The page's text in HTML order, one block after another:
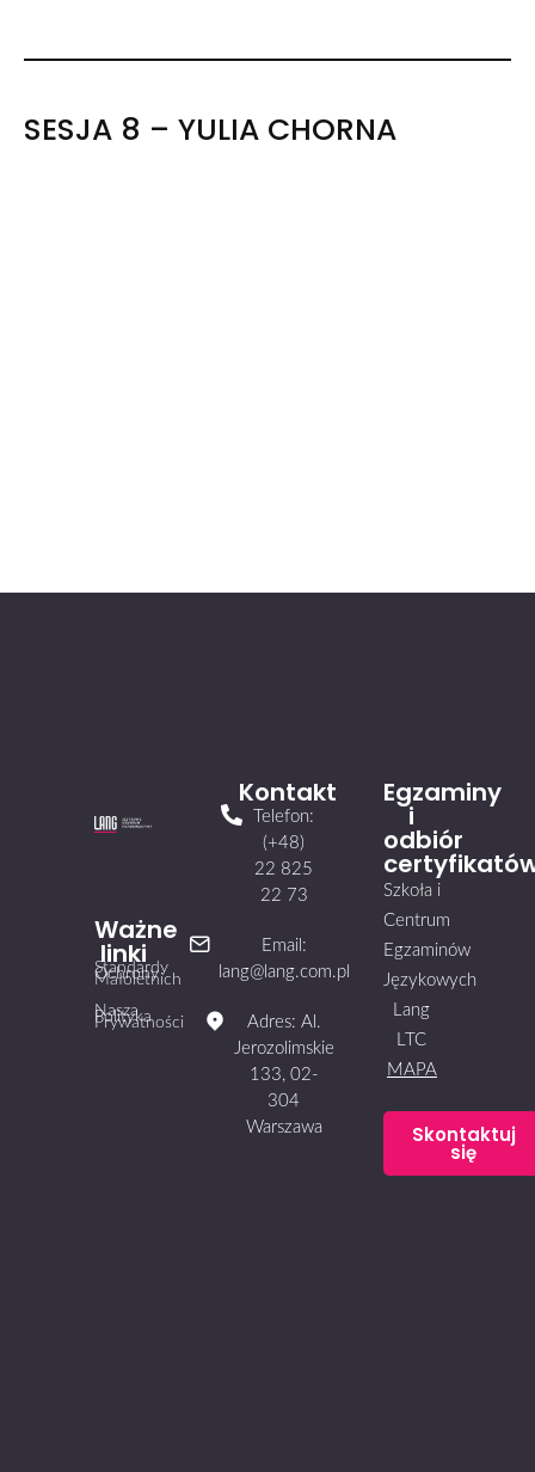
SESJA 8 – YULIA CHORNA
Ważne
linki
Standardy
Ochrony
Małoletnich
Nasza
Polityka
Prywatności
Kontakt
Telefon:
(+48)
22 825
22 73
Email:
lang@lang.com.pl
Adres: Al.
Jerozolimskie
133, 02-
304
Warszawa
Egzaminy
i
odbiór
Szkoła i
Centrum
Egzaminów
Językowych
Lang
LTC
MAPA
Skontaktuj
się